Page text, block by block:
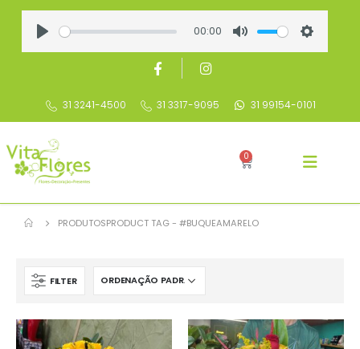
00:00
31 3241-4500 31 3317-9095 31 99154-0101
0
PRODUTOSPRODUCT TAG - #BUQUEAMARELO
FILTER